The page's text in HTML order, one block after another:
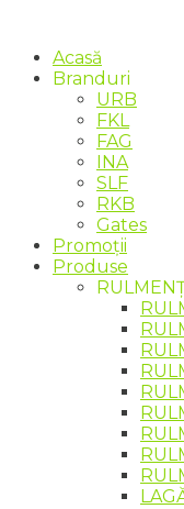
Acasă
Branduri
URB
FKL
FAG
INA
SLF
RKB
Gates
Promoții
Produse